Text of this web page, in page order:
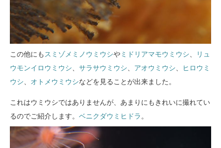
この他にもスミゾメミノウミウシやミドリアマモウミウシ、
リュ
ウモンイロウミウシ、 サラサウミウシ、 アオウミウシ、
ヒロウミ
ウシ、 オトメウミウシなどを見ることが出来ました。
これはウミウシではありませんが、あまりにもきれいに撮れてい
るのでご紹介します。 ベニクダウミヒドラ。